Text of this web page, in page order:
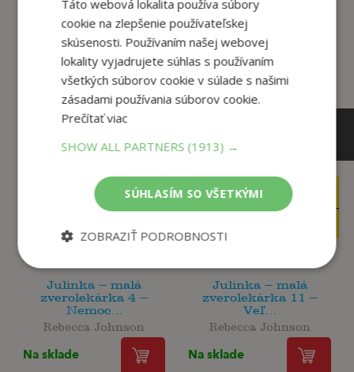
Zákazníci, ktorí si kúpili
tento titul si tiež kúpili
8,99€
Julinka – malá
zverolekárka 4 –
Nemoc...
Rebecca Johnson
Na sklade
Julinka – malá
zverolekárka 11 –
Veľ...
Rebecca Johnson
Na sklade
Táto webová lokalita používa súbory
cookie na zlepšenie používateľskej
skúsenosti. Používaním našej webovej
lokality vyjadrujete súhlas s používaním
všetkých súborov cookie v súlade s našimi
zásadami používania súborov cookie.
Prečítať viac
SHOW ALL PARTNERS (1913) →
SÚHLASÍM SO VŠETKÝMI
ZOBRAZIŤ PODROBNOSTI